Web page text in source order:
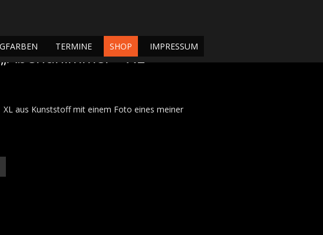
TERMINE SHOP IMPRESSUM
“ XL
XL aus Kunststoff mit einem Foto eines meiner